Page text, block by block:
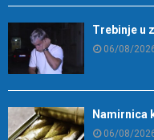
Trebinje u
06/08/
Namirnica
06/08/